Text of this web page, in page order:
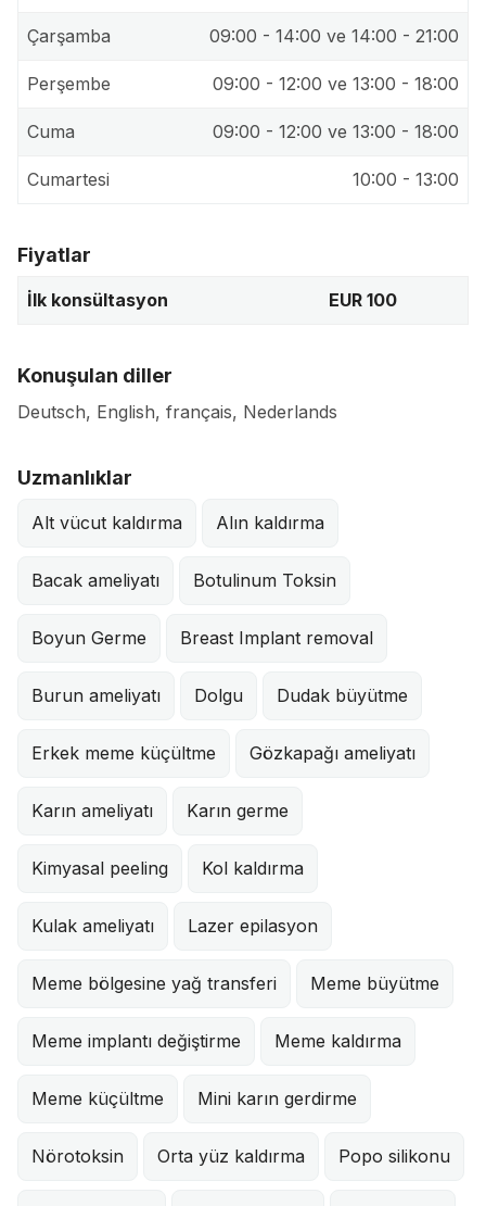
Çarşamba 09:00 - 14:00 ve 14:00 - 21:00
Perşembe 09:00 - 12:00 ve 13:00 - 18:00
Cuma 09:00 - 12:00 ve 13:00 - 18:00
Cumartesi 10:00 - 13:00
Fiyatlar
İlk konsültasyon EUR 100
Konuşulan diller
Deutsch, English, français, Nederlands
Uzmanlıklar
Alt vücut kaldırma Alın kaldırma
Bacak ameliyatı Botulinum Toksin
Boyun Germe Breast Implant removal
Burun ameliyatı Dolgu Dudak büyütme
Erkek meme küçültme Gözkapağı ameliyatı
Karın ameliyatı Karın germe
Kimyasal peeling Kol kaldırma
Kulak ameliyatı Lazer epilasyon
Meme bölgesine yağ transferi Meme büyütme
Meme implantı değiştirme Meme kaldırma
Meme küçültme Mini karın gerdirme
Nörotoksin Orta yüz kaldırma Popo silikonu